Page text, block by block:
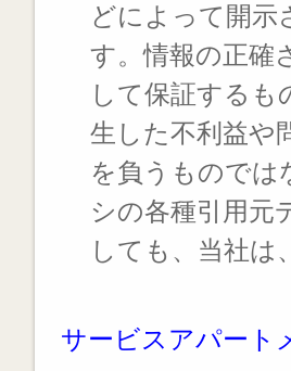
どによって開示
す。情報の正確
して保証する
生した不利益や
を負うものでは
シの各種引用元
しても、当社は
サービスアパート